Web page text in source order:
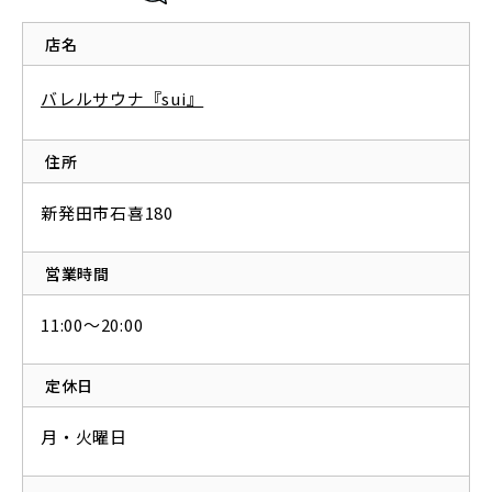
店名
バレルサウナ『sui』
住所
新発田市石喜180
営業時間
11:00～20:00
定休日
月・火曜日